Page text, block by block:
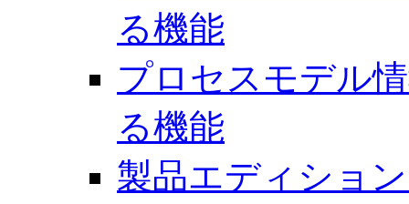
る機能
プロセスモデル
る機能
製品エディショ